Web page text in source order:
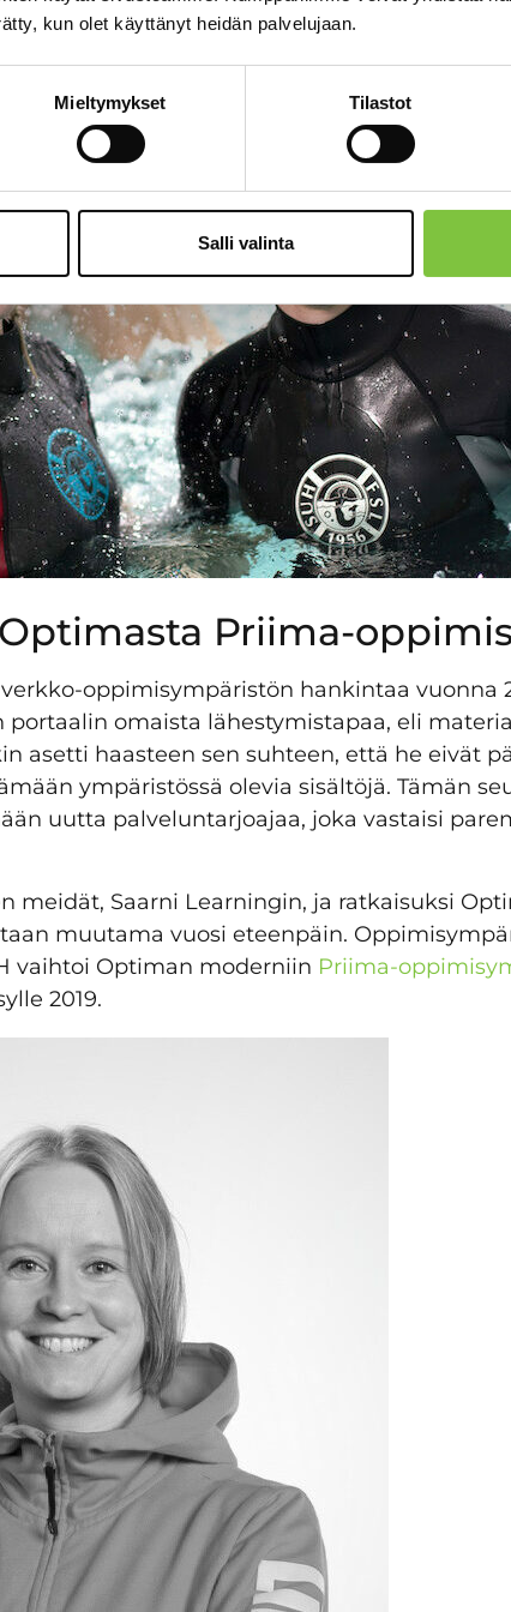
kun olet käyttänyt heidän palvelujaan.
Mieltymykset Tilastot
Salli valinta
Priima-
oppimisympäristön hankintaa vuonna
portaalin omaista lähestymistapaa, eli
asetti haasteen sen suhteen, että he eivät
ympäristössä olevia sisältöjä. Tämän
uutta palveluntarjoajaa, joka vastaisi
meidät, Saarni Learningin, ja ratkaisuksi
muutama vuosi eteenpäin.
vaihtoi Optiman moderniin Priima-
2019.